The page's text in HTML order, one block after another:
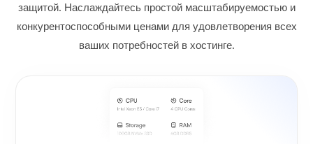
защитой. Наслаждайтесь простой масштабируемостью и
конкурентоспособными ценами для удовлетворения всех
ваших потребностей в хостинге.